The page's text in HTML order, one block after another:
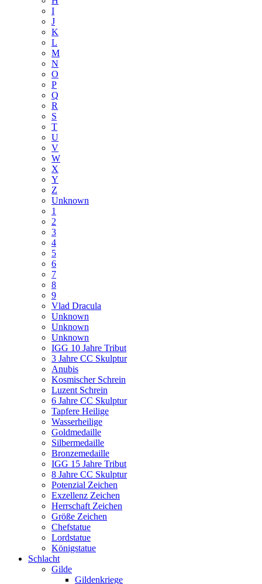
I
J
K
L
M
N
O
P
Q
R
S
T
U
V
W
X
Y
Z
Unknown
1
2
3
4
5
6
7
8
9
Vlad Dracula
Unknown
Unknown
Unknown
IGG 10 Jahre Tribut
3 Jahre CC Skulptur
Anubis
Kosmischer Schrein
Luzent Schrein
6 Jahre CC Skulptur
Tapfere Heilige
Wasserheilige
Goldmedaille
Silbermedaille
Bronzemedaille
IGG 15 Jahre Tribut
8 Jahre CC Skulptur
Potenzial Zeichen
Exzellenz Zeichen
Herrschaft Zeichen
Größe Zeichen
Chefstatue
Lordstatue
Königstatue
Schlacht
Gilde
Gildenkriege